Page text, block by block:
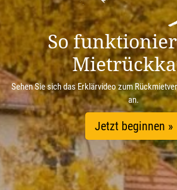
So
Sehen Sie sich das Erklärvideo zum
an.
Jetzt beginnen »